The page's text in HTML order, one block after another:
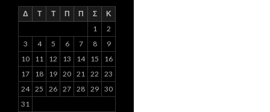
Δ Τ Τ Π Π Σ Κ
1
2
3
4 5 6 7 8
9
10
11 12 13 14 15
16
17
18 19 20 21 22
23
24 25 26 27 28 29 30
31